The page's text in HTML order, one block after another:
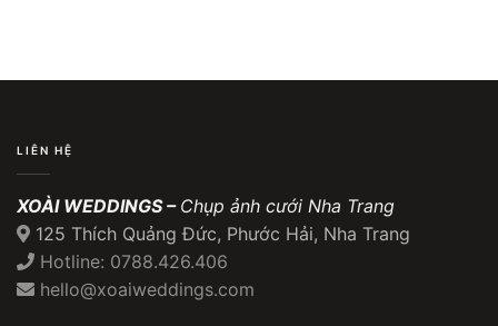
LIÊN HỆ
XOÀI WEDDINGS – Chụp ảnh cưới Nha Trang
125 Thích Quảng Đức, Phước Hải, Nha Trang
Hotline: 0788.426.406
hello@xoaiweddings.com